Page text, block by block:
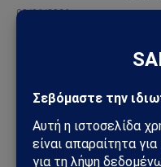
08/06/2026